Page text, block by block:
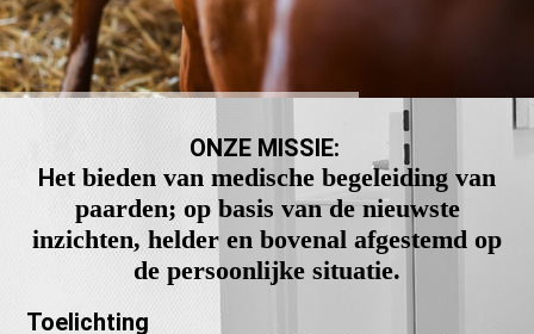
ONZE MISSIE:
Het bieden van medische begeleiding van
paarden; op basis van de nieuwste
inzichten, helder en bovenal afgestemd op
de persoonlijke situatie.
Toelichting